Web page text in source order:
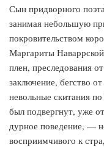
Сын придворного
занимая небольшую
покровительством
Маргариты
плен, преследования
заключение, бегство
невольные скитания
был подвергнут, уже
дурное поведение, —
восприимчивого к